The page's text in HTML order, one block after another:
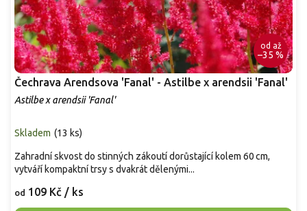
od až
–35 %
Čechrava Arendsova 'Fanal' - Astilbe x arendsii 'Fanal'
Astilbe x arendsii 'Fanal'
Skladem (13 ks)
od 109 Kč / ks
Zahradní skvost do stinných zákoutí dorůstající kolem 60 cm,
vytváří kompaktní trsy s dvakrát dělenými...